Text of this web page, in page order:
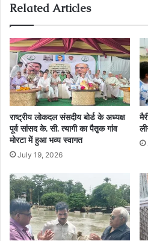
Related Articles
राष्ट्रीय लोकदल संसदीय बोर्ड के अध्यक्ष
पूर्व सांसद के. सी. त्यागी का पैतृक गांव
मोरटा में हुआ भव्य स्वागत
July 19, 2026